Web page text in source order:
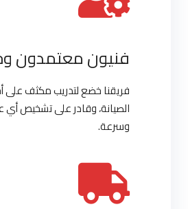
فنيون معتمدون
فريقنا خضع لتدريب مكثف على
الصيانة، وقادر على تشخيص
وسرعة.